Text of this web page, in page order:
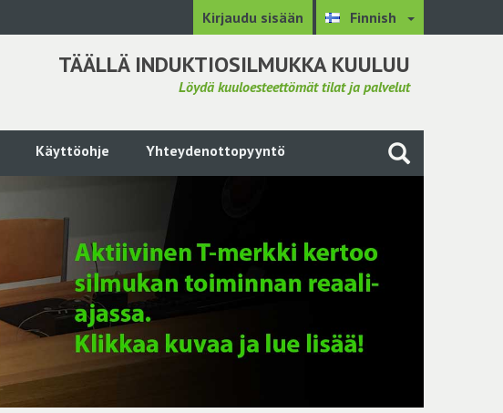
Kirjaudu sisään Finnish
TÄÄLLÄ INDUKTIOSILMUKKA KUULUU
Löydä kuuloesteettömät tilat ja palvelut
Käyttöohje Yhteydenottopyyntö